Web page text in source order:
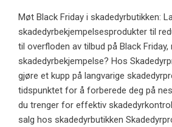
Møt Black Friday i skadedyrbutikken:
skadedyrbekjempelsesprodukter til
til overfloden av tilbud på Black
skadedyrbekjempelse? Hos
gjøre et kupp på langvarige
tidspunktet for å forberede deg på
du trenger for effektiv
salg hos skadedyrbutikken